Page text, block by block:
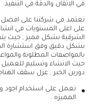
في الاتقان والدقة في التنفيذ.
نعتمد في شركتنا على افضل
على اعلى المستويات في
الشرقية بشكل مميز , حيث
بشكل دقيق وفق استشارة
بالمواصفات المطلوبة
حيث الانشاء وتسليم للعميل
دورين الخبر , عزل سقف
نعمل على استخدام اجود
المميزه .